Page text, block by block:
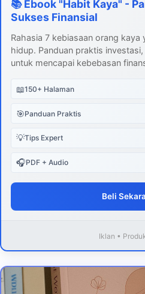
📚 Ebook "Habit Kaya" -
Sukses Finansial
Rahasia 7 kebiasaan orang
hidup. Panduan praktis
untuk mencapai kebebasan
📖150+ Halaman
🎯Panduan Praktis
💡Tips Expert
🎧PDF + Audio
Beli
Iklan •